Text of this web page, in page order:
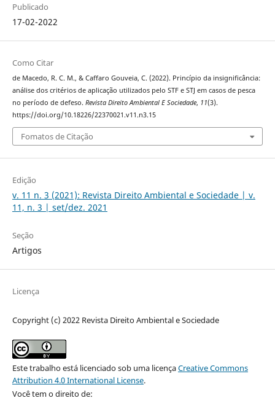
Publicado
17-02-2022
Como Citar
de Macedo, R. C. M., & Caffaro Gouveia, C. (2022). Princípio da insignificância:
análise dos critérios de aplicação utilizados pelo STF e STJ em casos de pesca
no período de defeso. Revista Direito Ambiental E Sociedade, 11(3).
https://doi.org/10.18226/22370021.v11.n3.15
Fomatos de Citação
Edição
v. 11 n. 3 (2021): Revista Direito Ambiental e Sociedade | v.
11, n. 3 | set/dez. 2021
Seção
Artigos
Licença
Copyright (c) 2022 Revista Direito Ambiental e Sociedade
Este trabalho está licenciado sob uma licençaCreative Commons
Attribution 4.0 International License.
Você tem o direito de: